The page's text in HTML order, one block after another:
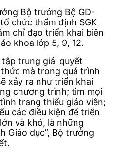
Bộ trưởng Bộ GD-
chức thẩm định SGK
chỉ đạo triển khai biên
khoa lớp 5, 9, 12.
trung giải quyết
mà trong quá trình
xảy ra như triển khai
chương trình; tìm mọi
trạng thiếu giáo viên;
các điều kiện để triển
và khó, là những
Giáo dục”, Bộ trưởng